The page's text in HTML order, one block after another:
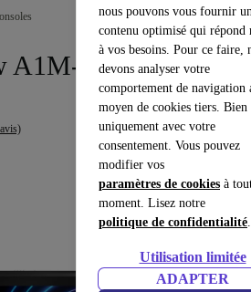
nous pouvons vous fournir
contenu optimisé qui répond
à vos besoins. Pour ce faire,
devons analyser votre
comportement de navigation
moyen de cookies tiers. Bien
uniquement avec votre
consentement. Vous pouvez
modifier vos
paramètres de cookies à
moment. Lisez notre
politique de confidentialité.
Utilisation limitée
ADAPTER
A1M-016UK